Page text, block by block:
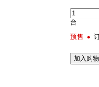
台
预售
加入购